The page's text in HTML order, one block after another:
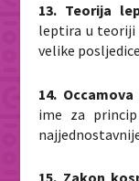
13. Teorija
leptira u teoriji
velike
14.
ime za